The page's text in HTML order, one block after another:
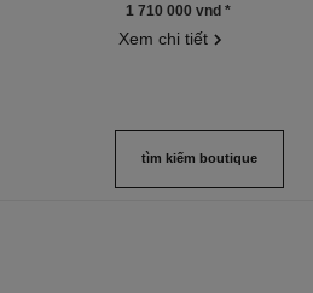
1 710 000 vnd *
Xem chi tiết
tìm kiếm boutique